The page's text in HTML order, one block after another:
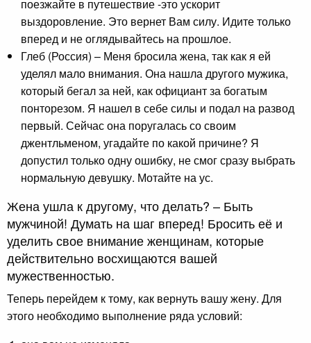
поезжайте в путешествие -это ускорит
выздоровление. Это вернет Вам силу. Идите только
вперед и не оглядывайтесь на прошлое.
Глеб (Россия) – Меня бросила жена, так как я ей
уделял мало внимания. Она нашла другого мужика,
который бегал за ней, как официант за богатым
понторезом. Я нашел в себе силы и подал на развод
первый. Сейчас она поругалась со своим
джентльменом, угадайте по какой причине? Я
допустил только одну ошибку, не смог сразу выбрать
нормальную девушку. Мотайте на ус.
Жена ушла к другому, что делать? – Быть
мужчиной! Думать на шаг вперед! Бросить её и
уделить свое внимание женщинам, которые
действительно восхищаются вашей
мужественностью.
Теперь перейдем к тому, как вернуть вашу жену. Для
этого необходимо выполнение ряда условий: